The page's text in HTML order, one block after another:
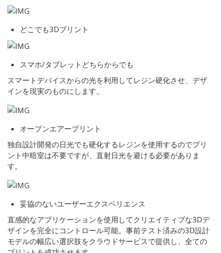
どこでも3Dプリント
スマホ/タブレットどちらからでも
スマートデバイスからの光を利用してレジン硬化させ、デザ
インを現実のものにします。
オープンエアープリント
独自設計開発の日光でも硬化するレジンを使用するのでプリ
ント中暗室は不要ですが、直射日光を避ける必要がありま
す。
妥協のないユーザーエクスペリエンス
直感的なアプリケーションを使用してクリエイティブな3Dデ
ザインを完全にコントロール可能。事前テスト済みの3D設計
モデルの幅広い選択肢をクラウドサービスで提供し、全ての